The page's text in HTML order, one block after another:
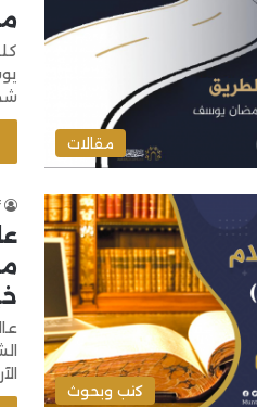
مقالات
كتب وبحوث